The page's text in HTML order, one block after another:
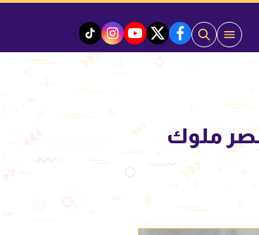
facebook
twitter
youtube
instagram
tiktok
ملوك